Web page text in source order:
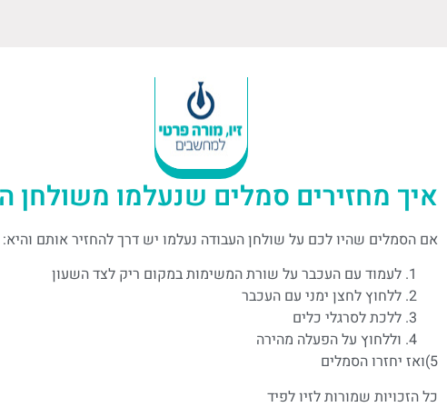
איך מחזירים סמלים שנעלמו משולחן
אם הסמלים שהיו לכם על שולחן העבודה נעלמו יש דרך להחזיר אותם והיא:
לעמוד עם העכבר על שורת המשימות במקום ריק לצד השעון
ללחוץ לחצן ימני עם העכבר
ללכת לסרגלי כלים
וללחוץ על הפעלה מהירה
5)ואז יחזרו הסמלים
כל הזכויות שמורות לזיו לפיד